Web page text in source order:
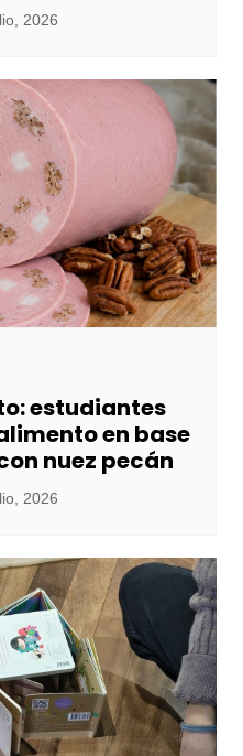
2026
estudiantes
en base
nuez pecán
2026